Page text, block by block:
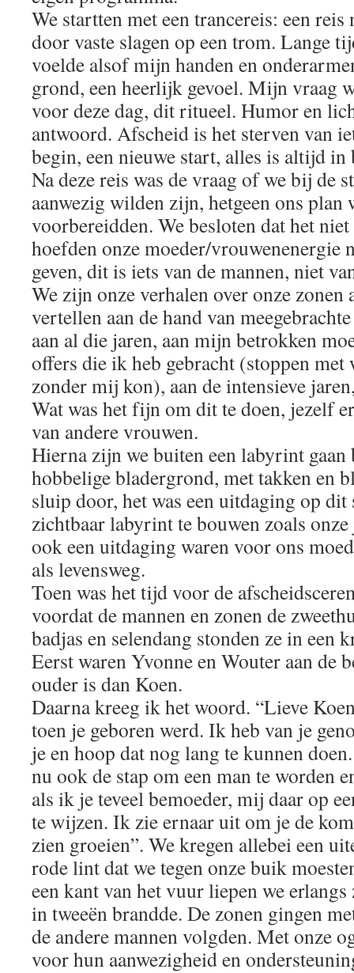
We startten met een trancereis: een
door vaste slagen op een trom. Lange
voelde alsof mijn handen en
grond, een heerlijk gevoel. Mijn vraag
voor deze dag, dit ritueel. Humor en
antwoord. Afscheid is het sterven van
begin, een nieuwe start, alles is altijd in
Na deze reis was de vraag of we bij de
aanwezig wilden zijn, hetgeen ons plan
voorbereidden. We besloten dat het
hoefden onze moeder/vrouwenenergie
geven, dit is iets van de mannen, niet
We zijn onze verhalen over onze zonen
vertellen aan de hand van
aan al die jaren, aan mijn betrokken
offers die ik heb gebracht (stoppen
zonder mij kon), aan de intensieve
Wat was het fijn om dit te doen, jezelf
van andere vrouwen.
Hierna zijn we buiten een labyrint gaan
hobbelige bladergrond, met takken en
sluip door, het was een uitdaging op dit
zichtbaar labyrint te bouwen zoals
ook een uitdaging waren voor ons
als levensweg.
Toen was het tijd voor de
voordat de mannen en zonen de
badjas en selendang stonden ze in een
Eerst waren Yvonne en Wouter aan de
ouder is dan Koen.
Daarna kreeg ik het woord. “Lieve
toen je geboren werd. Ik heb van je
je en hoop dat nog lang te kunnen
nu ook de stap om een man te worden
als ik je teveel bemoeder, mij daar op
te wijzen. Ik zie ernaar uit om je de
zien groeien”. We kregen allebei een
rode lint dat we tegen onze buik
een kant van het vuur liepen we
in tweeën brandde. De zonen gingen
de andere mannen volgden. Met onze
voor hun aanwezigheid en